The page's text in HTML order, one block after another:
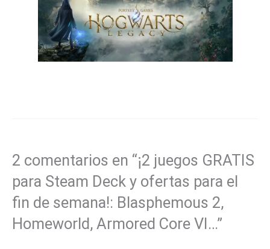
2 comentarios en “¡2 juegos GRATIS
para Steam Deck y ofertas para el
fin de semana!: Blasphemous 2,
Homeworld, Armored Core VI…”